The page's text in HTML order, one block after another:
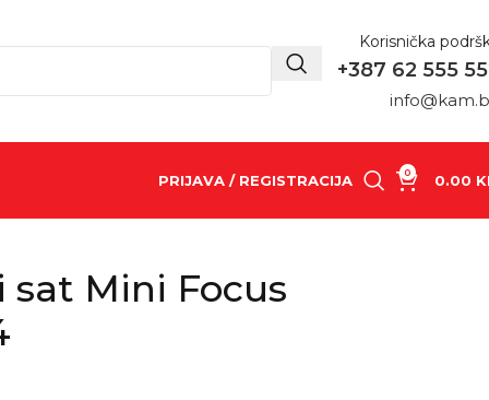
Korisnička
+387 62 555
PRIJAVA / REGISTRACIJA 0 0.00
Mini Focus